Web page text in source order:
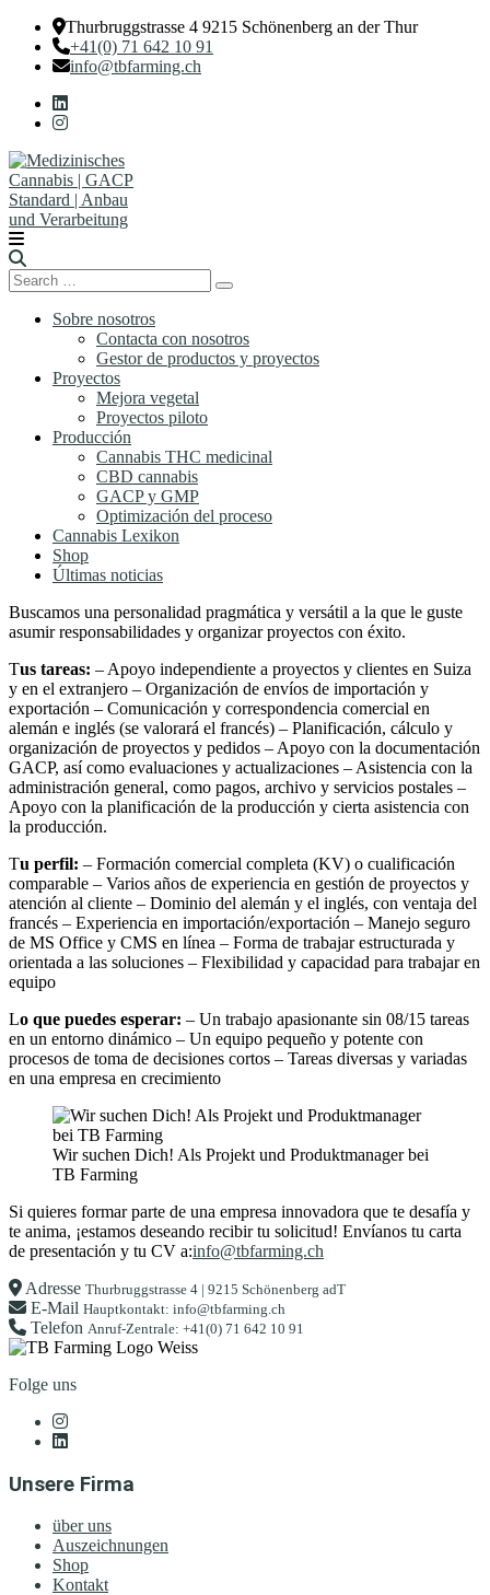
Thurbruggstrasse 4 9215 Schönenberg an der Thur
+41(0) 71 642 10 91
info@tbfarming.ch
Search
for:
Search
Sobre nosotros
Contacta con nosotros
Gestor de productos y proyectos
Proyectos
Mejora vegetal
Proyectos piloto
Producción
Cannabis THC medicinal
CBD cannabis
GACP y GMP
Optimización del proceso
Cannabis Lexikon
Shop
Últimas noticias
Buscamos una personalidad pragmática y versátil a la que le guste
asumir responsabilidades y organizar proyectos con éxito.
Tus tareas: – Apoyo independiente a proyectos y clientes en Suiza
y en el extranjero – Organización de envíos de importación y
exportación – Comunicación y correspondencia comercial en
alemán e inglés (se valorará el francés) – Planificación, cálculo y
organización de proyectos y pedidos – Apoyo con la documentación
GACP, así como evaluaciones y actualizaciones – Asistencia con la
administración general, como pagos, archivo y servicios postales –
Apoyo con la planificación de la producción y cierta asistencia con
la producción.
Tu perfil: – Formación comercial completa (KV) o cualificación
comparable – Varios años de experiencia en gestión de proyectos y
atención al cliente – Dominio del alemán y el inglés, con ventaja del
francés – Experiencia en importación/exportación – Manejo seguro
de MS Office y CMS en línea – Forma de trabajar estructurada y
orientada a las soluciones – Flexibilidad y capacidad para trabajar en
equipo
Lo que puedes esperar: – Un trabajo apasionante sin 08/15 tareas
en un entorno dinámico – Un equipo pequeño y potente con
procesos de toma de decisiones cortos – Tareas diversas y variadas
en una empresa en crecimiento
Wir suchen Dich! Als Projekt und Produktmanager bei
TB Farming
Si quieres formar parte de una empresa innovadora que te desafía y
te anima, ¡estamos deseando recibir tu solicitud! Envíanos tu carta
de presentación y tu CV a:info@tbfarming.ch
Adresse Thurbruggstrasse 4 | 9215 Schönenberg adT
E-Mail Hauptkontakt: info@tbfarming.ch
Telefon Anruf-Zentrale: +41(0) 71 642 10 91
Folge uns
Unsere Firma
über uns
Auszeichnungen
Shop
Kontakt